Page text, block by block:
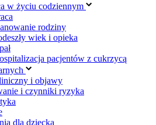
w życiu codziennym
rodziny
wiek i opieka
pacjentów z cukrzycą
i objawy
i czynniki ryzyka
dla dziecka